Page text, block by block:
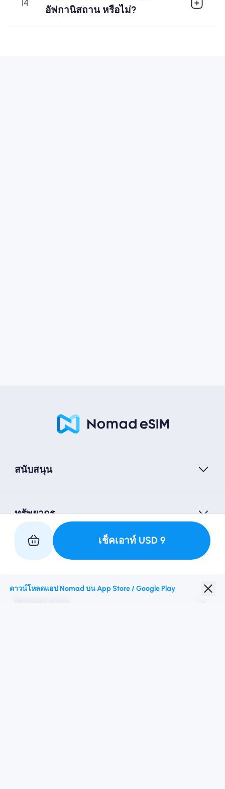
14
อัฟกานิสถาน หรือไม่?
เช็คเอาท์ USD 9
สนับสนุน
ทรัพยากร
เป็นหุ้นส่วนกับเรา
ดาวน์โหลดแอป Nomad บน App Store / Google Play